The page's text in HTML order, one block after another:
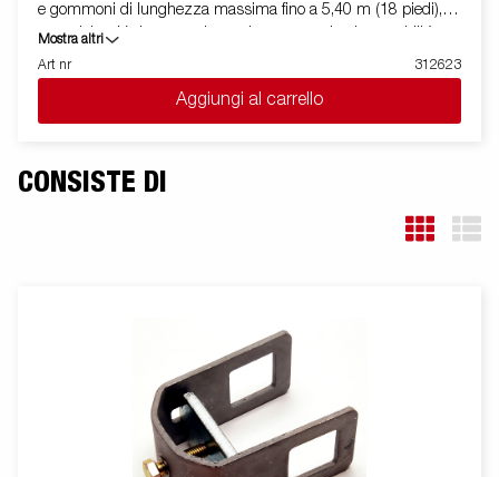
e gommoni di lunghezza massima fino a 5,40 m (18 piedi),
con telaio a V che garantisce robustezza ed ottima stabilità
durante il traino. La sua dotazione standard prevede una slitta
posteriore ribaltabile e rulli laterali ad alta resistenza. Il telaio del
rimorchio è totalmente zincato a caldo, per garantire una
durevole resistenza alla corrosione. Il cablaggio elettrico è
I cuscinetti utilizzati sono impermeabili. Il supporto argano è
regolabile su vari gradi di libertà, garantendo estrema flessibilità
durante il posizionamento ed l'alloggiamento dell'imbarcazione.
La barra luci posteriore è facilmente amovibile, in modo da
Mostra altri
Art nr
312623
Aggiungi al carrello
CONSISTE DI